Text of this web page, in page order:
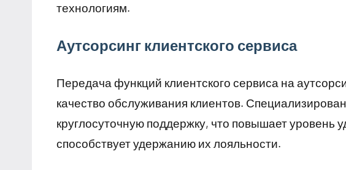
технологиям.
Аутсорсинг клиентского сервиса
Передача функций клиентского сервиса на
качество обслуживания клиентов.
круглосуточную поддержку, что повышает уровень
способствует удержанию их лояльности.